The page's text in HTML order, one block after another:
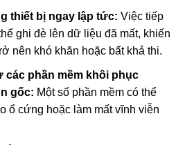
thiết bị ngay lập tức: Việc tiếp
ghi đè lên dữ liệu đã mất, khiến
nên khó khăn hoặc bất khả thi.
các phần mềm khôi phục
gốc: Một số phần mềm có thể
ổ cứng hoặc làm mất vĩnh viễn